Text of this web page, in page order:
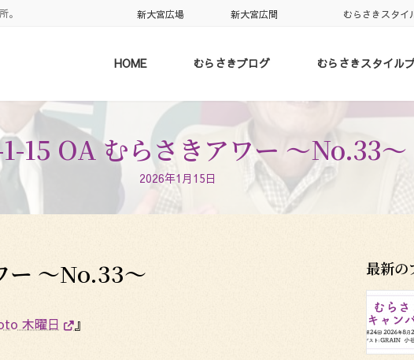
。 新大宮広場 新大宮広間 むらさきスタイ
HOME むらさきブログ むらさきスタイル
15 OA むらさきアワー 〜No.33〜
2026年1月15日
ー 〜No.33〜
木曜日
』
最新の